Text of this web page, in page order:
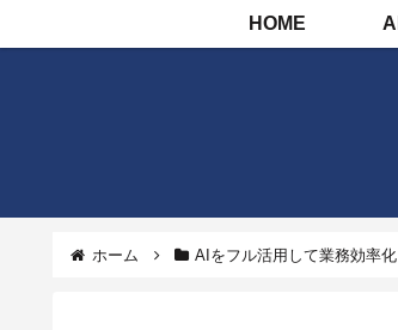
HOME
ホーム AIをフル活用して業務効率化